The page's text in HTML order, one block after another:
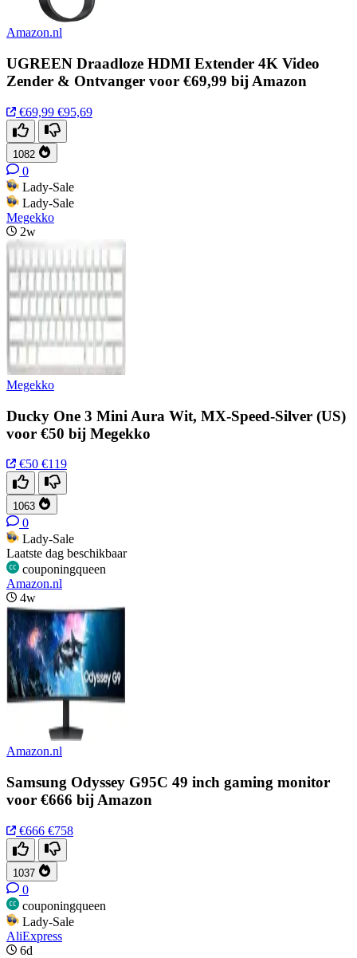
Amazon.nl
UGREEN Draadloze HDMI Extender 4K Video
Zender & Ontvanger voor €69,99 bij Amazon
€69,99 €95,69
1082
0
Lady-Sale
Lady-Sale
Megekko
2w
Megekko
Ducky One 3 Mini Aura Wit, MX-Speed-Silver (US)
voor €50 bij Megekko
€50 €119
1063
0
Lady-Sale
Laatste dag beschikbaar
couponingqueen
Amazon.nl
4w
Amazon.nl
Samsung Odyssey G95C 49 inch gaming monitor
voor €666 bij Amazon
€666 €758
1037
0
couponingqueen
Lady-Sale
AliExpress
6d